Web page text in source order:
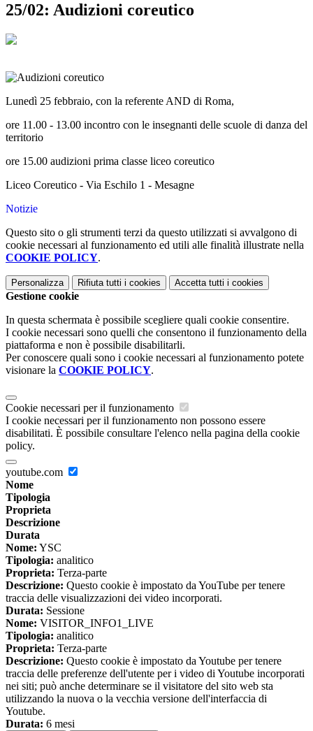
25/02: Audizioni coreutico
Lunedì 25 febbraio, con la referente AND di Roma,
ore 11.00 - 13.00 incontro con le insegnanti delle scuole di danza del
territorio
ore 15.00 audizioni prima classe liceo coreutico
Liceo Coreutico - Via Eschilo 1 - Mesagne
Notizie
Questo sito o gli strumenti terzi da questo utilizzati si avvalgono di
cookie necessari al funzionamento ed utili alle finalità illustrate nella
COOKIE POLICY.
Personalizza Rifiuta tutti i cookies Accetta tutti i cookies
Gestione cookie
In questa schermata è possibile scegliere quali cookie consentire.
I cookie necessari sono quelli che consentono il funzionamento della
piattaforma e non è possibile disabilitarli.
Per conoscere quali sono i cookie necessari al funzionamento potete
visionare la COOKIE POLICY.
Cookie necessari per il funzionamento
I cookie necessari per il funzionamento non possono essere
disabilitati. È possibile consultare l'elenco nella pagina della cookie
policy.
youtube.com
Nome
Tipologia
Proprieta
Descrizione
Durata
Nome: YSC
Tipologia: analitico
Proprieta: Terza-parte
Descrizione: Questo cookie è impostato da YouTube per tenere
traccia delle visualizzazioni dei video incorporati.
Durata: Sessione
Nome: VISITOR_INFO1_LIVE
Tipologia: analitico
Proprieta: Terza-parte
Descrizione: Questo cookie è impostato da Youtube per tenere
traccia delle preferenze dell'utente per i video di Youtube incorporati
nei siti; può anche determinare se il visitatore del sito web sta
utilizzando la nuova o la vecchia versione dell'interfaccia di
Youtube.
Durata: 6 mesi